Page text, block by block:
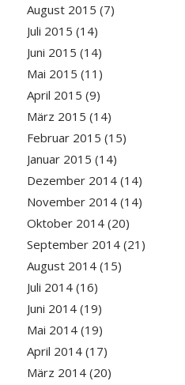
August 2015 (7)
Juli 2015 (14)
Juni 2015 (14)
Mai 2015 (11)
April 2015 (9)
März 2015 (14)
Februar 2015 (15)
Januar 2015 (14)
Dezember 2014(14)
November 2014(14)
Oktober 2014(20)
September 2014(21)
August 2014(15)
Juli 2014(16)
Juni 2014(19)
Mai 2014(19)
April 2014(17)
März 2014(20)